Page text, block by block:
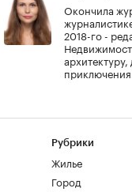
Окончила
2018-го -
приключения.
Рубрики
Жилье
Город